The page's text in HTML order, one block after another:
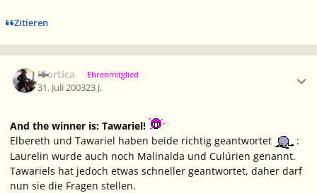
Zitieren
Mortica Ehrenmitglied
31. Juli 200323 J.
And the winner is: Tawariel!
Elbereth und Tawariel haben beide richtig geantwortet
:
Laurelin wurde auch noch Malinalda und Culúrien genannt.
Tawariels hat jedoch etwas schneller geantwortet, daher darf
nun sie die Fragen stellen.